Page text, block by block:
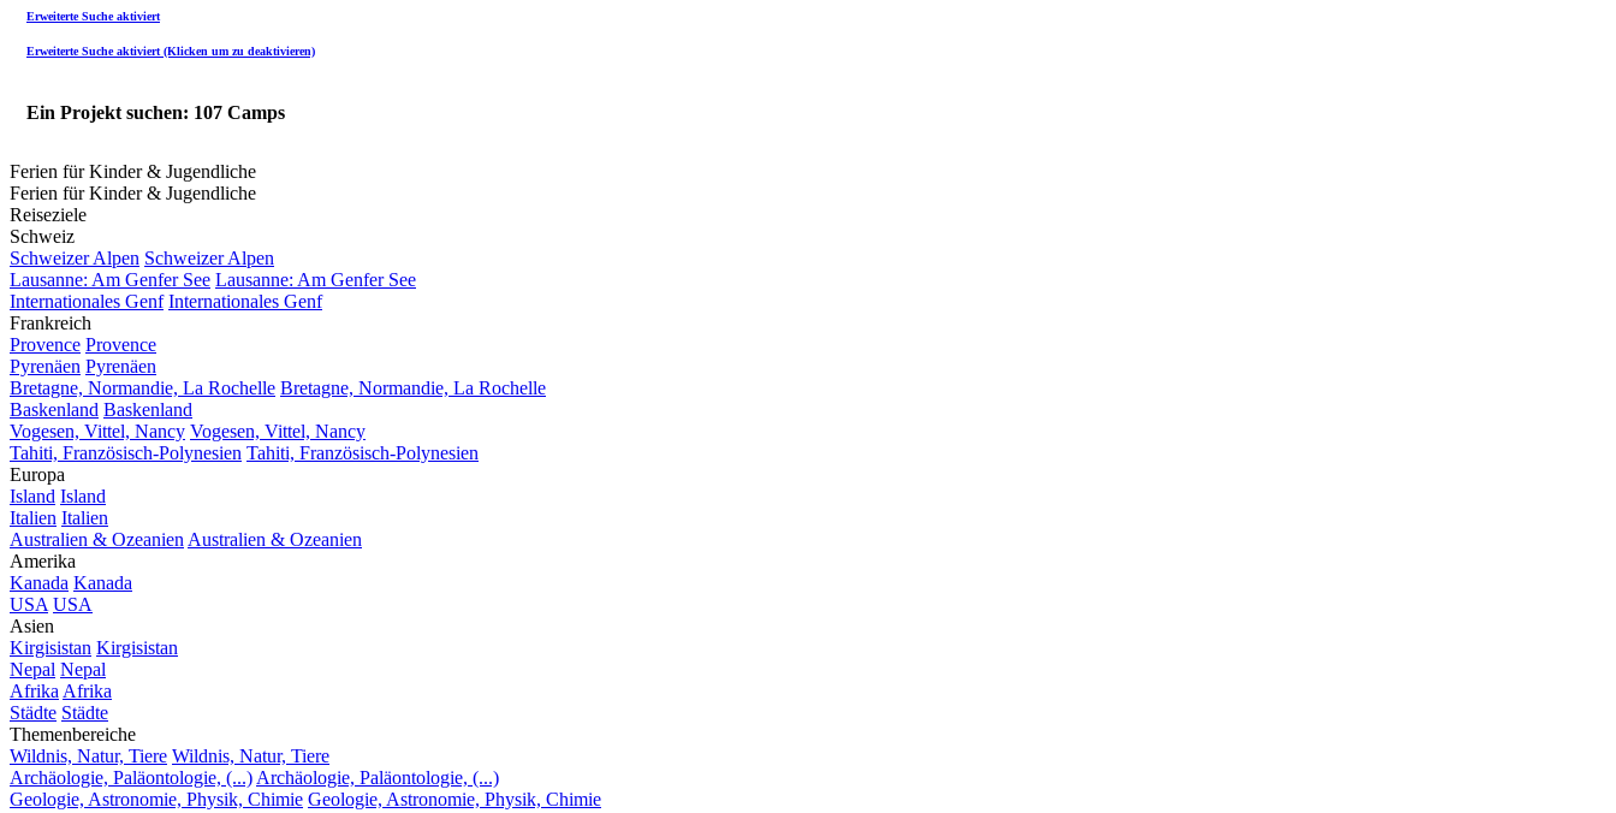
Erweiterte Suche aktiviert
Erweiterte Suche aktiviert (Klicken um zu deaktivieren)
Ein Projekt suchen: 107 Camps
Ferien für Kinder & Jugendliche
Ferien für Kinder & Jugendliche
Reiseziele
Schweiz
Schweizer Alpen Schweizer Alpen
Lausanne: Am Genfer See Lausanne: Am Genfer See
Internationales Genf Internationales Genf
Frankreich
Provence Provence
Pyrenäen Pyrenäen
Bretagne, Normandie, La Rochelle Bretagne, Normandie, La Rochelle
Baskenland Baskenland
Vogesen, Vittel, Nancy Vogesen, Vittel, Nancy
Tahiti, Französisch-Polynesien Tahiti, Französisch-Polynesien
Europa
Island Island
Italien Italien
Australien & Ozeanien Australien & Ozeanien
Amerika
Kanada Kanada
USA USA
Asien
Kirgisistan Kirgisistan
Nepal Nepal
Afrika Afrika
Städte Städte
Themenbereiche
Wildnis, Natur, Tiere Wildnis, Natur, Tiere
Archäologie, Paläontologie, (...) Archäologie, Paläontologie, (...)
Geologie, Astronomie, Physik, Chimie Geologie, Astronomie, Physik, Chimie